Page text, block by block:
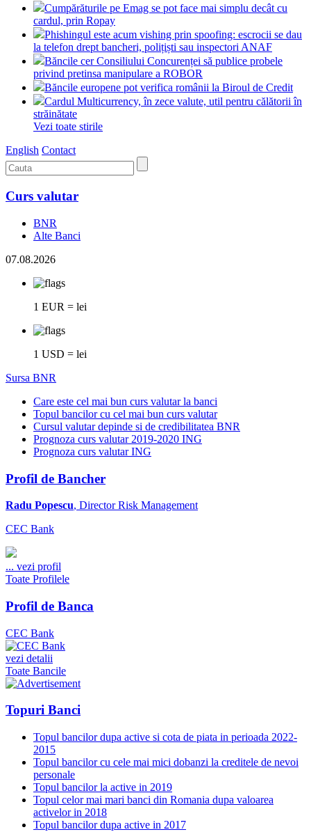
Cumpărăturile pe Emag se pot face mai simplu decât cu
cardul, prin Ropay
Phishingul este acum vishing prin spoofing: escrocii se dau
la telefon drept bancheri, polițiști sau inspectori ANAF
Băncile cer Consiliului Concurenței să publice probele
privind pretinsa manipulare a ROBOR
Băncile europene pot verifica românii la Biroul de Credit
Cardul Multicurrency, în zece valute, util pentru călătorii în
străinătate
Vezi toate stirile
English Contact
Curs valutar
BNR
Alte Banci
07.08.2026
1 EUR = lei
1 USD = lei
Sursa BNR
Care este cel mai bun curs valutar la banci
Topul bancilor cu cel mai bun curs valutar
Cursul valutar depinde si de credibilitatea BNR
Prognoza curs valutar 2019-2020 ING
Prognoza curs valutar ING
Profil de Bancher
Radu Popescu, Director Risk Management
CEC Bank
... vezi profil
Toate Profilele
Profil de Banca
CEC Bank
vezi detalii
Toate Bancile
Topuri Banci
Topul bancilor dupa active si cota de piata in perioada 2022-
2015
Topul bancilor cu cele mai mici dobanzi la creditele de nevoi
personale
Topul bancilor la active in 2019
Topul celor mai mari banci din Romania dupa valoarea
activelor in 2018
Topul bancilor dupa active in 2017